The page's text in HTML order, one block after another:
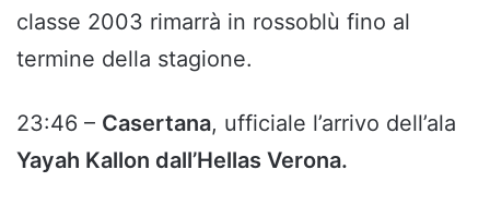
classe 2003 rimarrà in rossoblù fino al
termine della stagione.
23:46 – Casertana, ufficiale l’arrivo dell’ala
Yayah Kallon dall’Hellas Verona.